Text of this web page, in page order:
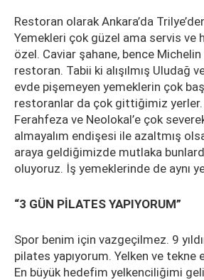
Restoran olarak Ankara’da
Yemekleri çok güzel ama servis ve
özel. Caviar şahane, bence Michelin
restoran. Tabii ki alışılmış Uludağ
evde pişemeyen yemeklerin çok
restoranlar da çok gittiğimiz yerler.
Ferahfeza ve Neolokal’e çok
almayalım endişesi ile azaltmış
araya geldiğimizde mutlaka
oluyoruz. İş yemeklerinde de aynı
“3 GÜN PİLATES YAPIYORUM”
Spor benim için vazgeçilmez. 9
pilates yapıyorum. Yelken ve tekne
En büyük hedefim yelkenciliğimi